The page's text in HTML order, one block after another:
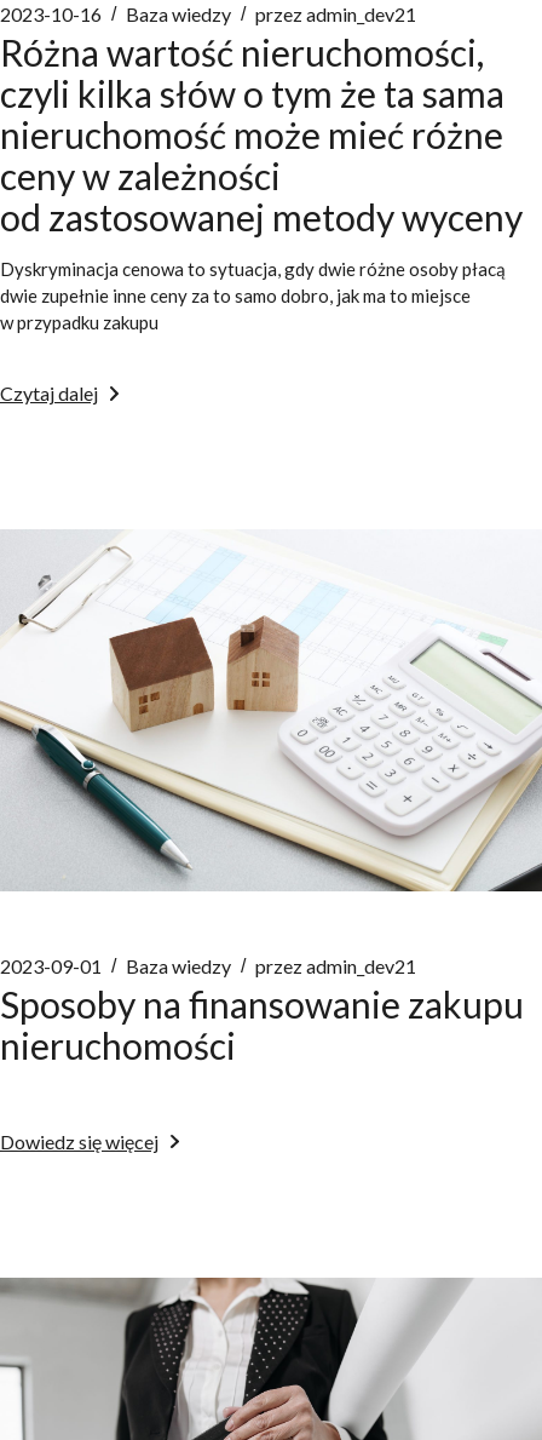
2023-10-16 Baza wiedzy przezadmin_dev21
Różna wartość nieruchomości,
czyli kilka słów o tym że ta sama
nieruchomość może mieć różne
ceny w zależności
od zastosowanej metody wyceny
Dyskryminacja cenowa to sytuacja, gdy dwie różne osoby płacą
dwie zupełnie inne ceny za to samo dobro, jak ma to miejsce
w przypadku zakupu
Czytaj dalej
2023-09-01 Baza wiedzy przezadmin_dev21
Sposoby na finansowanie zakupu
nieruchomości
Dowiedz się więcej